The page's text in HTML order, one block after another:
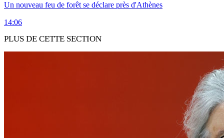
Un nouveau feu de forêt se déclare près d'Athènes
14:06
PLUS DE CETTE SECTION